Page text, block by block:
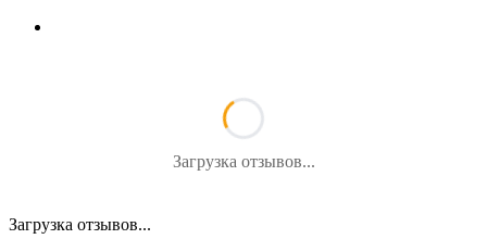
Загрузка отзывов...
Загрузка отзывов...